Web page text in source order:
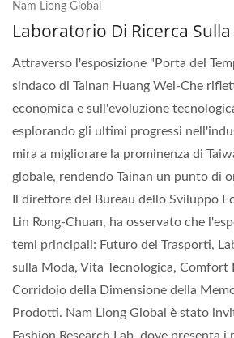
Nam Liong Global
Laboratorio Di Ricerca
Attraverso l'esposizione "Porta del
sindaco di Tainan Huang Wei-Che
economica e sull'evoluzione
esplorando gli ultimi progressi
mira a migliorare la prominenza di
globale, rendendo Tainan un punto di
Il direttore del Bureau dello Sviluppo
Lin Rong-Chuan, ha osservato che
temi principali: Futuro dei Trasporti,
sulla Moda, Vita Tecnologica, Comfort
Corridoio della Dimensione della
Prodotti. Nam Liong Global è stato